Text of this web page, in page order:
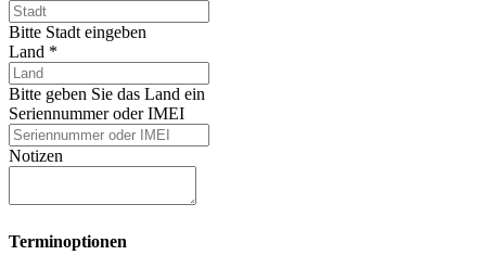
Bitte Stadt eingeben
Land *
Bitte geben Sie das Land ein
Seriennummer oder IMEI
Notizen
Terminoptionen